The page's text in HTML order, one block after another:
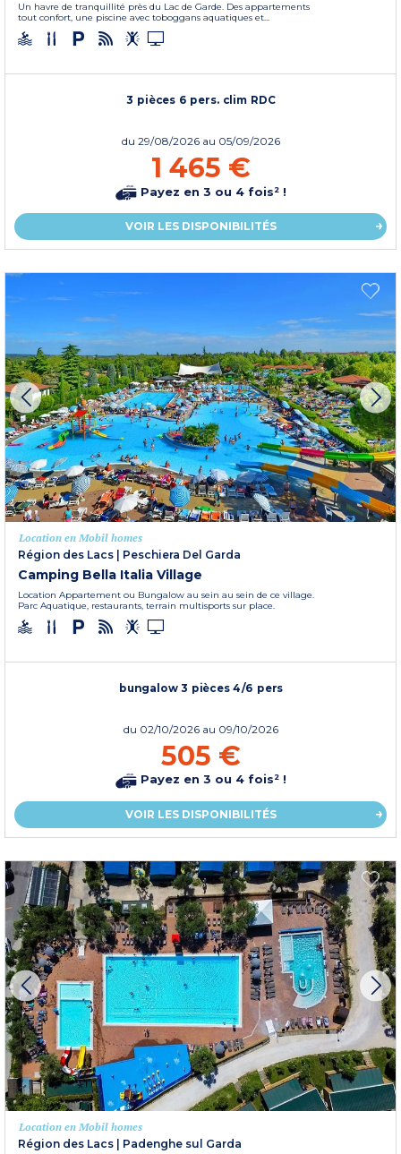
Un havre de tranquillité près du Lac de Garde. Des appartements
tout confort, une piscine avec toboggans aquatiques et...
3 pièces 6 pers. clim RDC
du 29/08/2026 au 05/09/2026
1 465 €
Payez en 3 ou 4 fois² !
VOIR LES DISPONIBILITÉS
Location en Mobil homes
Région des Lacs
Peschiera Del Garda
Camping Bella Italia Village
Location Appartement ou Bungalow au sein au sein de ce village.
Parc Aquatique, restaurants, terrain multisports sur place.
bungalow 3 pièces 4/6 pers
du 02/10/2026 au 09/10/2026
505 €
Payez en 3 ou 4 fois² !
VOIR LES DISPONIBILITÉS
Location en Mobil homes
Région des Lacs | Padenghe sul Garda